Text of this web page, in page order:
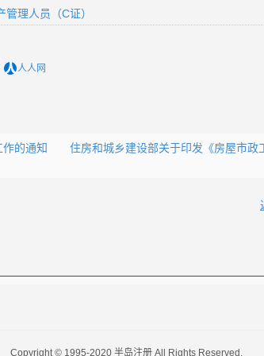
管理人员（C证）
人人网
的通知
住房和城乡建设部关于印发《房屋市政
Copyright © 1995-2020 半岛注册 All Rights Reserved.